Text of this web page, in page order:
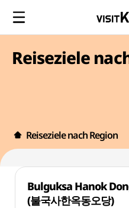
Reiseziele
Reiseziele nach Region
Bulguksa Hanok
(불국사한옥동오당)